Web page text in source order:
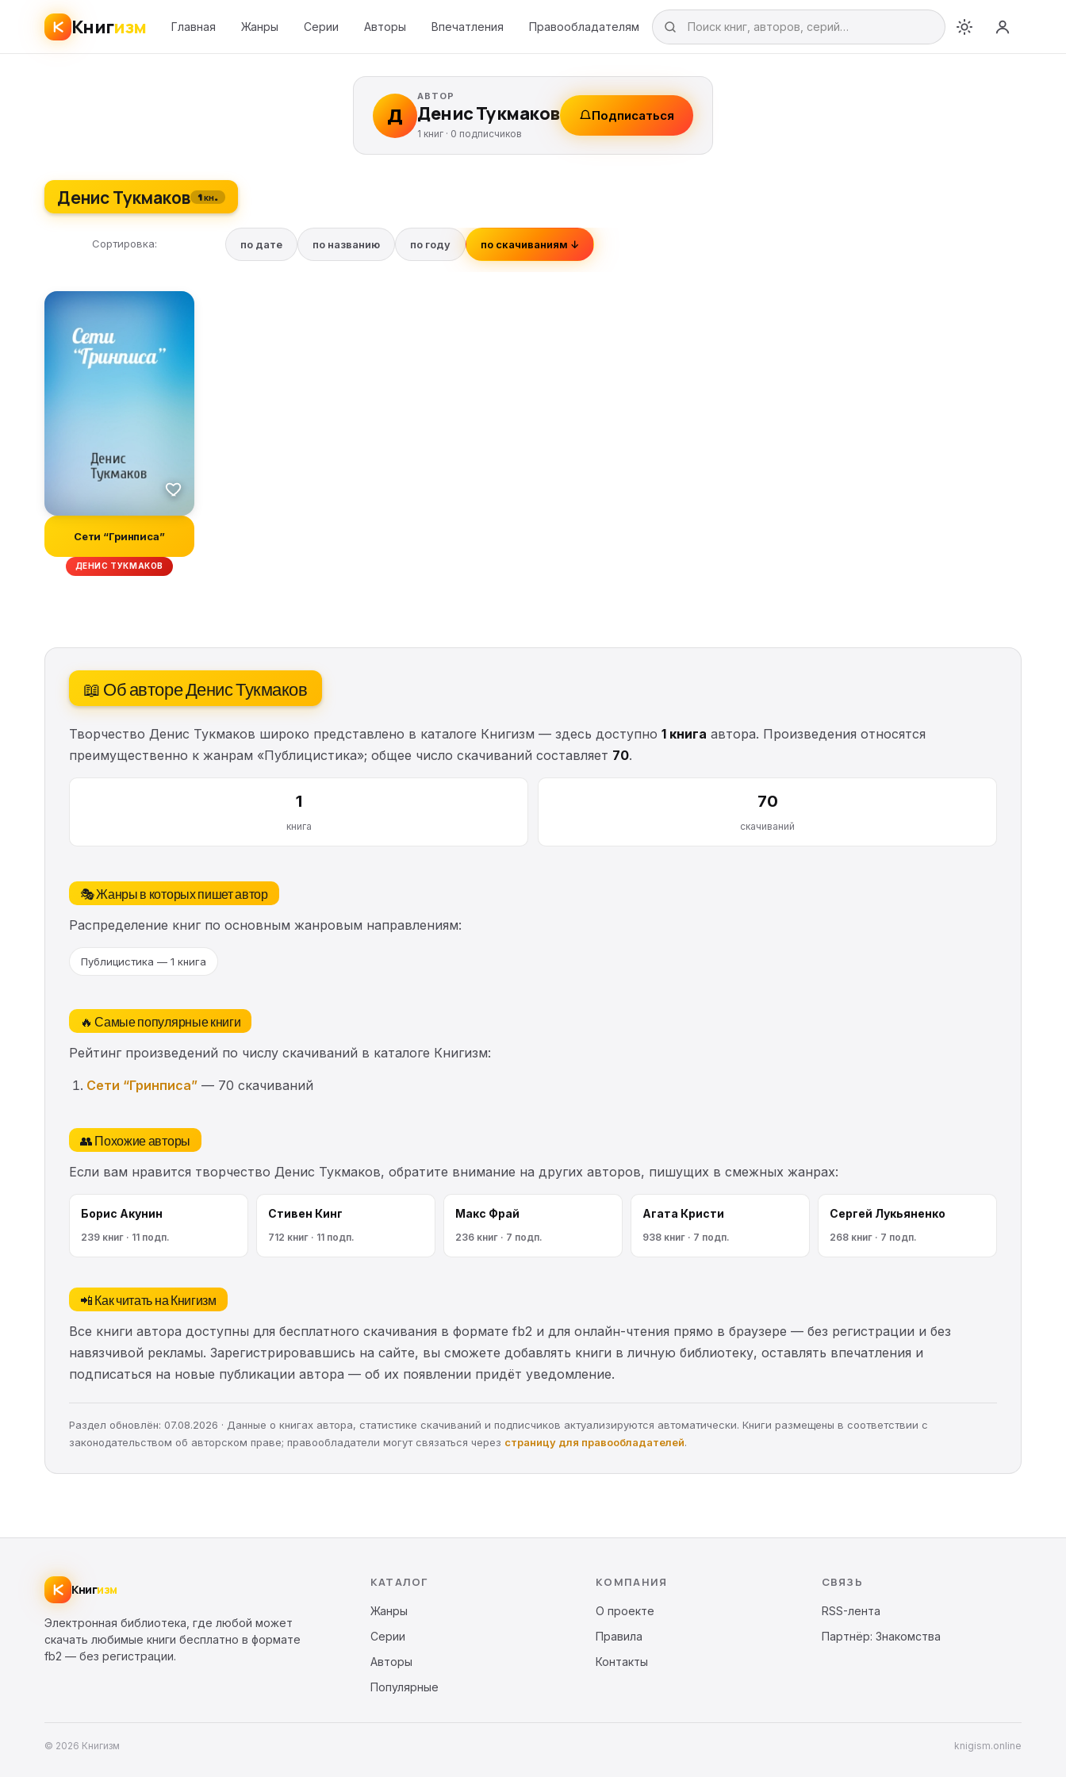
Книгизм Главная Жанры Серии Авторы Впечатления Правообладателям
Д
АВТОР
Денис Тукмаков
1 книг · 0 подписчиков
Подписаться
Денис Тукмаков 1 кн.
Сортировка: по дате по названию по году по скачиваниям ↓
Сети “Гринписа”
ДЕНИС ТУКМАКОВ
📖 Об авторе Денис Тукмаков
Творчество Денис Тукмаков широко представлено в каталоге Книгизм — здесь доступно 1 книга автора. Произведения относятся
преимущественно к жанрам «Публицистика»; общее число скачиваний составляет 70.
1
книга
70
скачиваний
🎭 Жанры в которых пишет автор
Распределение книг по основным жанровым направлениям:
Публицистика — 1 книга
🔥 Самые популярные книги
Рейтинг произведений по числу скачиваний в каталоге Книгизм:
Сети “Гринписа” — 70 скачиваний
👥 Похожие авторы
Если вам нравится творчество Денис Тукмаков, обратите внимание на других авторов, пишущих в смежных жанрах:
Борис Акунин
239 книг · 11 подп.
Стивен Кинг
712 книг · 11 подп.
Макс Фрай
236 книг · 7 подп.
Агата Кристи
938 книг · 7 подп.
Сергей Лукьяненко
268 книг · 7 подп.
📲 Как читать на Книгизм
Все книги автора доступны для бесплатного скачивания в формате fb2 и для онлайн-чтения прямо в браузере — без регистрации и без
навязчивой рекламы. Зарегистрировавшись на сайте, вы сможете добавлять книги в личную библиотеку, оставлять впечатления и
подписаться на новые публикации автора — об их появлении придёт уведомление.
Раздел обновлён: 07.08.2026 · Данные о книгах автора, статистике скачиваний и подписчиков актуализируются автоматически. Книги размещены в соответствии с
законодательством об авторском праве; правообладатели могут связаться через страницу для правообладателей.
Книгизм
Электронная библиотека, где любой может
скачать любимые книги бесплатно в формате
fb2 — без регистрации.
КАТАЛОГ
Жанры
Серии
Авторы
Популярные
КОМПАНИЯ
О проекте
Правила
Контакты
СВЯЗЬ
RSS-лента
Партнёр: Знакомства
© 2026 Книгизм knigism.online